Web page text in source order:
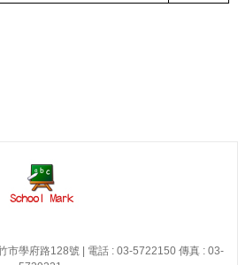
市學府路128號 | 電話 : 03-5722150 傳真 : 03-